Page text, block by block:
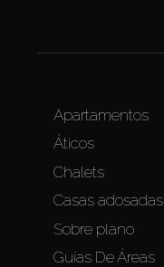
Apartamentos
Áticos
Chalets
Casas adosadas
Sobre plano
Guías De Áreas